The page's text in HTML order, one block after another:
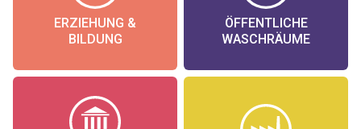
ERZIEHUNG &
BILDUNG
ÖFFENTLICHE
WASCHRÄUME